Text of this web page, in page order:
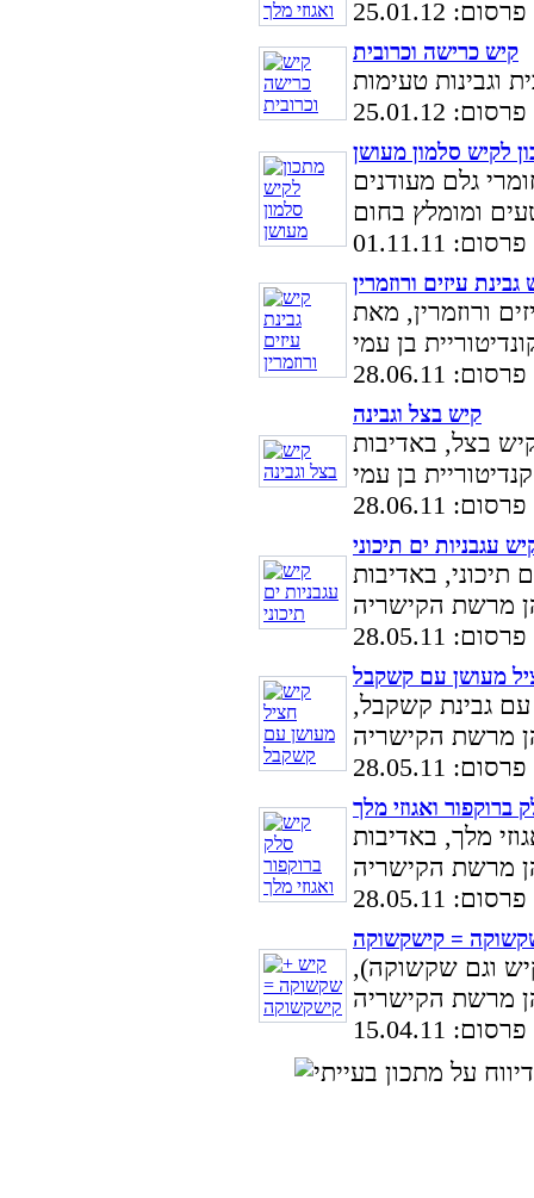
25.01.12
קיש כרישה וכרובית
25.01.12
לקיש סלמון מעושן
גלם מעודנים
01.11.11
גבינת עיזים ורוזמרין
ורוזמרין, מאת
28.06.11
קיש בצל וגבינה
בצל, באדיבות
28.06.11
עגבניות ים תיכוני
תיכוני, באדיבות
28.05.11
מעושן עם קשקבל
גבינת קשקבל,
28.05.11
ברוקפור ואגוזי מלך
מלך, באדיבות
28.05.11
= קישקשוקה
וגם שקשוקה),
15.04.11